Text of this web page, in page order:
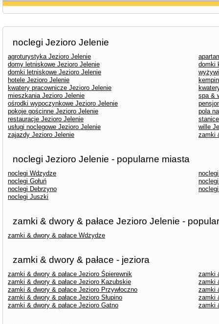
noclegi Jezioro Jelenie
agroturystyka Jezioro Jelenie
domy letniskowe Jezioro Jelenie
domki
domki letniskowe Jezioro Jelenie
hotele Jezioro Jelenie
kwatery pracownicze Jezioro Jelenie
mieszkania Jezioro Jelenie
spa &
ośrodki wypoczynkowe Jezioro Jelenie
pokoje gościnne Jezioro Jelenie
pola
restauracje Jezioro Jelenie
usługi noclegowe Jezioro Jelenie
wille
zajazdy Jezioro Jelenie
zamki
noclegi Jezioro Jelenie - popularne miasta
noclegi Wdzydze
noclegi Gołuń
noclegi Debrzyno
noclegi Juszki
zamki & dwory & pałace Jezioro Jelenie -
zamki & dwory & pałace Wdzydze
zamki & dwory & pałace - jeziora
zamki & dwory & pałace Jezioro Śpierewnik
zamki
zamki & dwory & pałace Jezioro Kazubskie
zamki
zamki & dwory & pałace Jezioro Przywłoczno
zamki
zamki & dwory & pałace Jezioro Słupino
zamki
zamki & dwory & pałace Jezioro Gatno
zamki